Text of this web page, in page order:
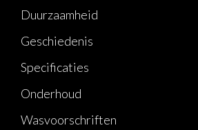
Duurzaamheid
Geschiedenis
Specificaties
Onderhoud
Wasvoorschriften